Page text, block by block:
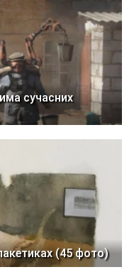
сучасних
(45 фото)